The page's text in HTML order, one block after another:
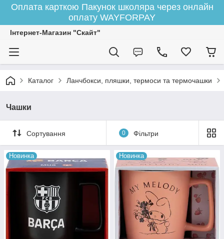
Оплата карткою Пакунок школяра через онлайн
оплату WAYFORPAY
Інтернет-Магазин "Скайт"
Каталог Ланчбокси, пляшки, термоси та термочашки
Чашки
Сортування 0 Фільтри
Новинка Новинка